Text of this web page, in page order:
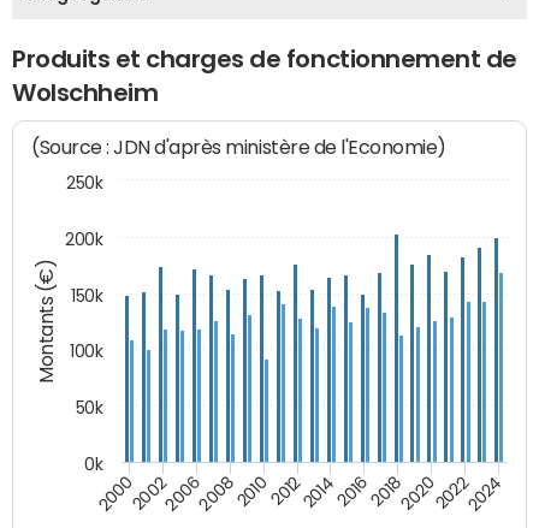
Produits et charges de fonctionnement de
Wolschheim
Montants (€)
(Source : JDN d'après ministère de l'Economie)
200020022006200820102012201420162018202020222024
0k
50k
100k
150k
200k
250k